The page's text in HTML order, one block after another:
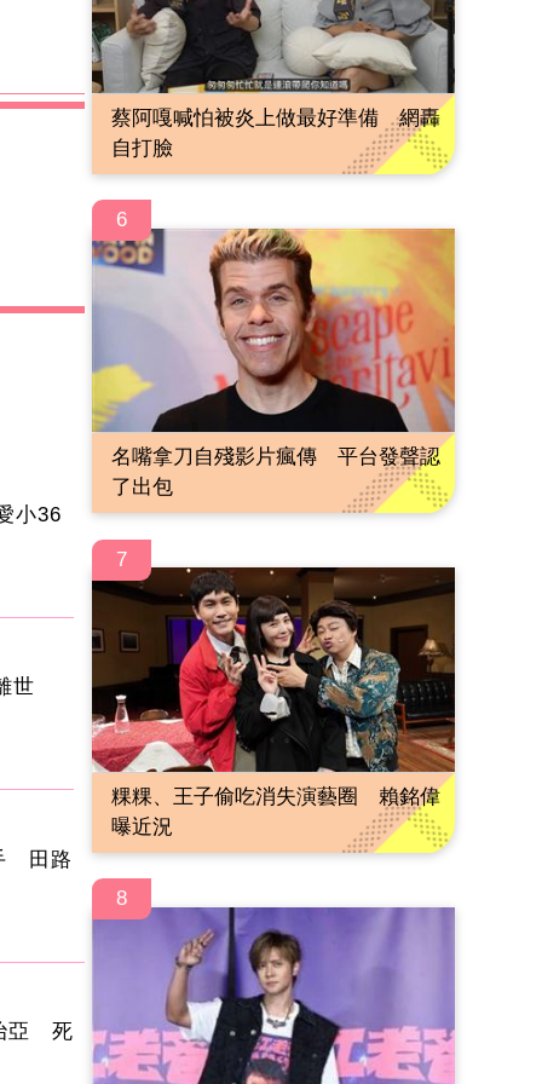
小36
世
田路
亞 死
蔡阿嘎喊怕被炎上做最好準備 網轟
自打臉
6
名嘴拿刀自殘影片瘋傳 平台發聲認
了出包
7
粿粿、王子偷吃消失演藝圈 賴銘偉
曝近況
8